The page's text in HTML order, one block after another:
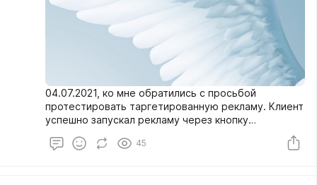
04.07.2021, ко мне обратились с просьбой
протестировать таргетированную рекламу. Клиент
успешно запускал рекламу через кнопку
рекламы через рекламный кабинет, чтобы сравнить
45